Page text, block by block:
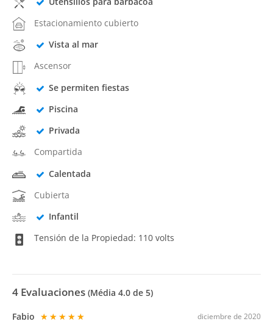
Estacionamiento cubierto
Vista al mar
Ascensor
Se permiten fiestas
Piscina
Privada
Compartida
Calentada
Cubierta
Infantil
Tensión de la Propiedad: 110 volts
4 Evaluaciones (Média 4.0 de 5)
diciembre de 2020
Fabio ★★★★★